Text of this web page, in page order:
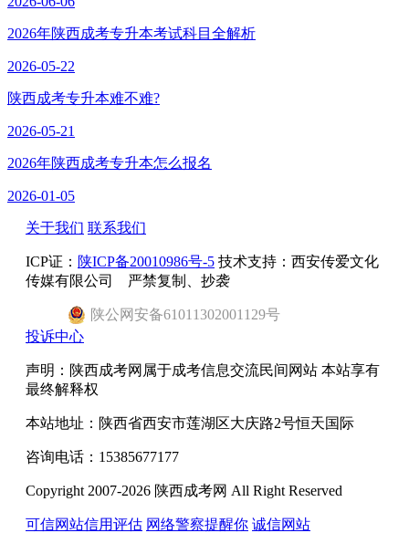
2026年陕西成考专升本考试科目全解析
2026-05-22
陕西成考专升本难不难?
2026-05-21
2026年陕西成考专升本怎么报名
2026-01-05
关于我们 联系我们
ICP证： 陕ICP备20010986号-5 技术支持：西安传爱文化
传媒有限公司 严禁复制、抄袭
陕公网安备61011302001129号
投诉中心
声明：陕西成考网属于成考信息交流民间网站 本站享有
最终解释权
本站地址：陕西省西安市莲湖区大庆路2号恒天国际
咨询电话：15385677177
Copyright 2007-2026 陕西成考网 All Right Reserved
可信网站信用评估 网络警察提醒你 诚信网站